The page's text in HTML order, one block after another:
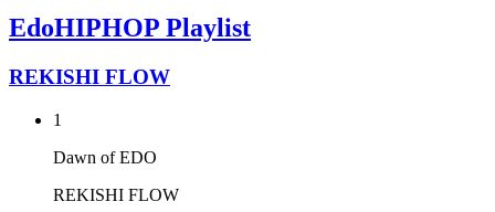
EdoHIPHOP Playlist
REKISHI FLOW
1
Dawn of EDO
REKISHI FLOW